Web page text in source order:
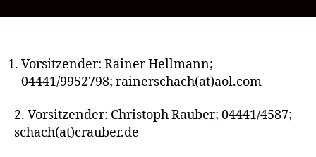
Vorsitzender: Rainer Hellmann;
04441/9952798; rainerschach(at)aol.com
2. Vorsitzender: Christoph Rauber; 04441/4587;
schach(at)crauber.de